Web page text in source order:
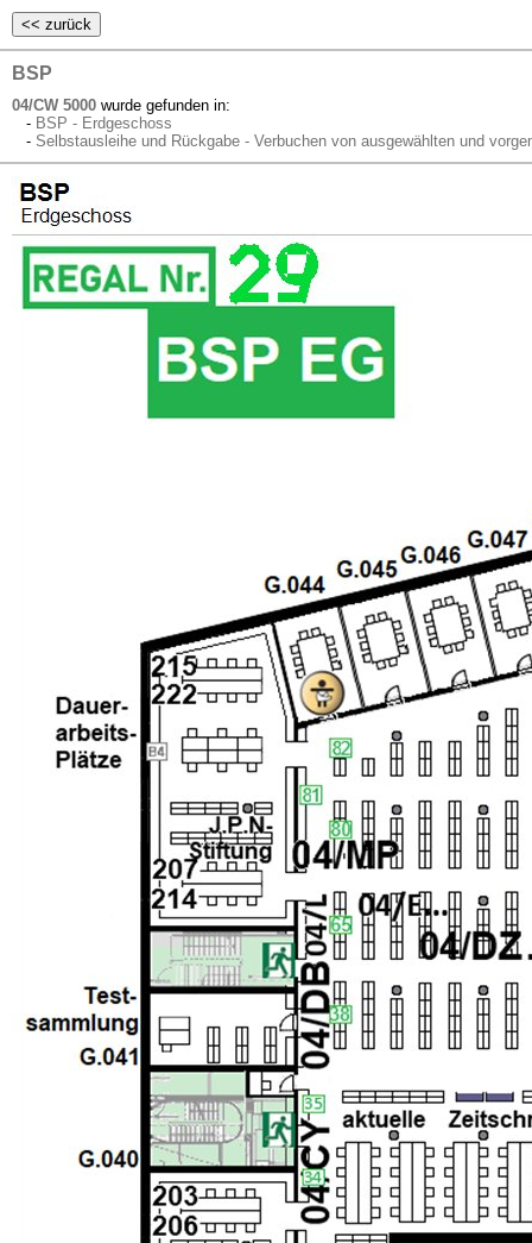
BSP
04/CW 5000 wurde gefunden in:
- BSP - Erdgeschoss
- Selbstausleihe und Rückgabe - Verbuchen von ausgewählten und